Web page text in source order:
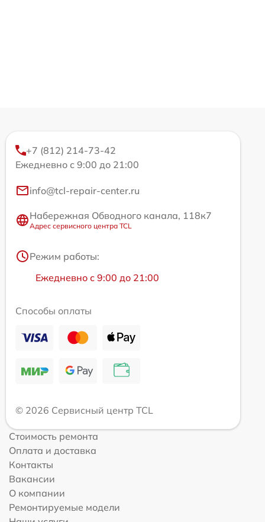
+7 (812) 214-73-42
Ежедневно с 9:00 до 21:00
info@tcl-repair-center.ru
Набережная Обводного канала, 118к7
Адрес сервисного центра TCL
Режим работы:
Ежедневно с 9:00 до 21:00
Способы оплаты
© 2026 Сервисный центр TCL
Стоимость ремонта
Оплата и доставка
Контакты
Вакансии
О компании
Ремонтируемые модели